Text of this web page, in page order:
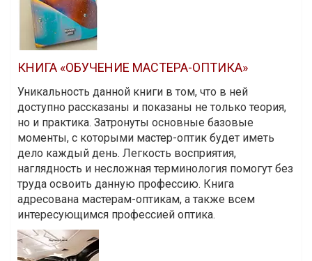
КНИГА «ОБУЧЕНИЕ МАСТЕРА-ОПТИКА»
Уникальность данной книги в том, что в ней
доступно рассказаны и показаны не только теория,
но и практика. Затронуты основные базовые
моменты, с которыми мастер-оптик будет иметь
дело каждый день. Легкость восприятия,
наглядность и несложная терминология помогут без
труда освоить данную профессию. Книга
адресована мастерам-оптикам, а также всем
интересующимся профессией оптика.